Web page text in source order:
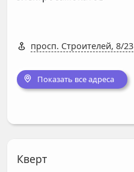
просп. Строителей, 8/23
Показать все адреса
Кверт